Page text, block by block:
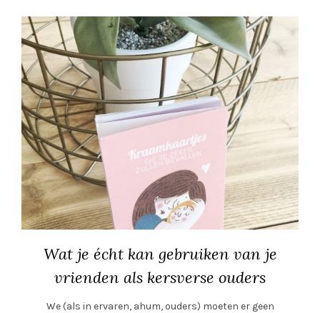
Wat je écht kan gebruiken van je
vrienden als kersverse ouders
We (als in ervaren, ahum, ouders) moeten er geen